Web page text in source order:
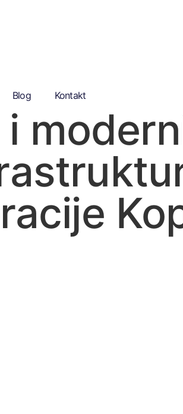
Blog Kontakt